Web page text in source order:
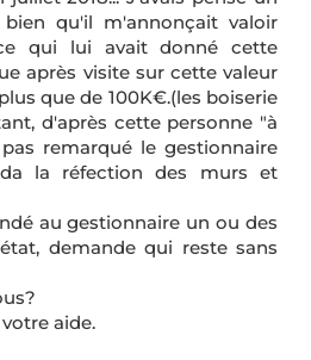
qu'il m'annonçait valoir
qui lui avait donné cette
après visite sur cette valeur
que de 100K€.(les boiserie
d'après cette personne "à
remarqué le gestionnaire
la réfection des murs et
au gestionnaire un ou des
demande qui reste sans
aide.